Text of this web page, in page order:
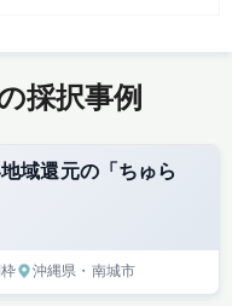
採択事例
域還元の「ちゅら
沖縄県 ・南城市